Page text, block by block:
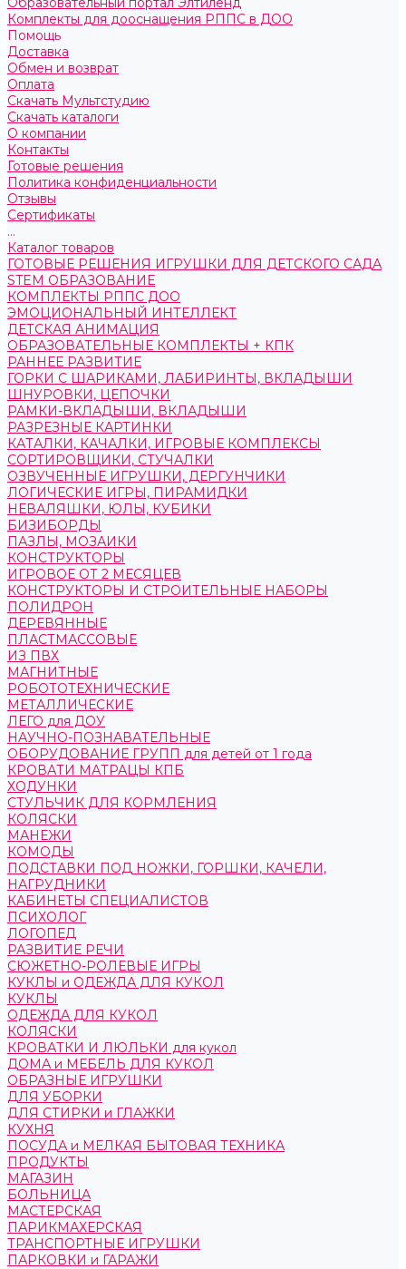
Комплекты для дооснащения РППС в ДОО
Помощь
Доставка
Обмен и возврат
Оплата
Скачать Мультстудию
Скачать каталоги
О компании
Контакты
Готовые решения
Политика конфиденциальности
Отзывы
Сертификаты
...
Каталог товаров
ГОТОВЫЕ РЕШЕНИЯ ИГРУШКИ ДЛЯ ДЕТСКОГО САДА
STEM ОБРАЗОВАНИЕ
КОМПЛЕКТЫ РППС ДОО
ЭМОЦИОНАЛЬНЫЙ ИНТЕЛЛЕКТ
ДЕТСКАЯ АНИМАЦИЯ
ОБРАЗОВАТЕЛЬНЫЕ КОМПЛЕКТЫ + КПК
РАННЕЕ РАЗВИТИЕ
ГОРКИ С ШАРИКАМИ, ЛАБИРИНТЫ, ВКЛАДЫШИ
ШНУРОВКИ, ЦЕПОЧКИ
РАМКИ-ВКЛАДЫШИ, ВКЛАДЫШИ
РАЗРЕЗНЫЕ КАРТИНКИ
КАТАЛКИ, КАЧАЛКИ, ИГРОВЫЕ КОМПЛЕКСЫ
СОРТИРОВЩИКИ, СТУЧАЛКИ
ОЗВУЧЕННЫЕ ИГРУШКИ, ДЕРГУНЧИКИ
ЛОГИЧЕСКИЕ ИГРЫ, ПИРАМИДКИ
НЕВАЛЯШКИ, ЮЛЫ, КУБИКИ
БИЗИБОРДЫ
ПАЗЛЫ, МОЗАИКИ
КОНСТРУКТОРЫ
ИГРОВОЕ ОТ 2 МЕСЯЦЕВ
КОНСТРУКТОРЫ И СТРОИТЕЛЬНЫЕ НАБОРЫ
ПОЛИДРОН
ДЕРЕВЯННЫЕ
ПЛАСТМАССОВЫЕ
ИЗ ПВХ
МАГНИТНЫЕ
РОБОТОТЕХНИЧЕСКИЕ
МЕТАЛЛИЧЕСКИЕ
ЛЕГО для ДОУ
НАУЧНО-ПОЗНАВАТЕЛЬНЫЕ
ОБОРУДОВАНИЕ ГРУПП для детей от 1 года
КРОВАТИ МАТРАЦЫ КПБ
ХОДУНКИ
СТУЛЬЧИК ДЛЯ КОРМЛЕНИЯ
КОЛЯСКИ
МАНЕЖИ
КОМОДЫ
ПОДСТАВКИ ПОД НОЖКИ, ГОРШКИ, КАЧЕЛИ,
НАГРУДНИКИ
КАБИНЕТЫ СПЕЦИАЛИСТОВ
ПСИХОЛОГ
ЛОГОПЕД
РАЗВИТИЕ РЕЧИ
СЮЖЕТНО-РОЛЕВЫЕ ИГРЫ
КУКЛЫ и ОДЕЖДА ДЛЯ КУКОЛ
КУКЛЫ
ОДЕЖДА ДЛЯ КУКОЛ
КОЛЯСКИ
КРОВАТКИ И ЛЮЛЬКИ для кукол
ДОМА и МЕБЕЛЬ ДЛЯ КУКОЛ
ОБРАЗНЫЕ ИГРУШКИ
ДЛЯ УБОРКИ
ДЛЯ СТИРКИ и ГЛАЖКИ
КУХНЯ
ПОСУДА и МЕЛКАЯ БЫТОВАЯ ТЕХНИКА
ПРОДУКТЫ
МАГАЗИН
БОЛЬНИЦА
МАСТЕРСКАЯ
ПАРИКМАХЕРСКАЯ
ТРАНСПОРТНЫЕ ИГРУШКИ
ПАРКОВКИ и ГАРАЖИ